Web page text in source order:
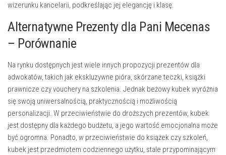
wizerunku kancelarii, podkreślając jej elegancję i klasę.
Alternatywne Prezenty dla Pani Mecenas
– Porównanie
Na rynku dostępnych jest wiele innych propozycji prezentów dla
adwokatów, takich jak ekskluzywne pióra, skórzane teczki, książki
prawnicze czy vouchery na szkolenia. Jednak beżowy kubek wyróżnia
się swoją uniwersalnością, praktycznością i możliwością
personalizacji. W przeciwieństwie do droższych prezentów, kubek
jest dostępny dla każdego budżetu, a jego wartość emocjonalna może
być ogromna. Ponadto, w przeciwieństwie do książek czy szkoleń,
kubek jest przedmiotem codziennego użytku, stale przypominającym